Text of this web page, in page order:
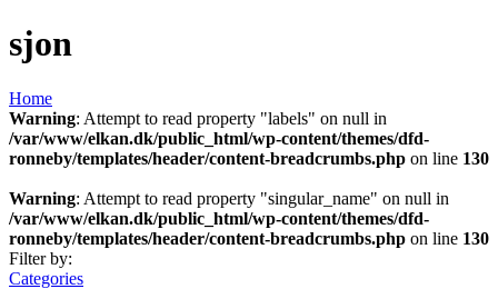
sjon
Home
Warning: Attempt to read property "labels" on null in
/var/www/elkan.dk/public_html/wp-content/themes/dfd-
ronneby/templates/header/content-breadcrumbs.php on line 130
Warning: Attempt to read property "singular_name" on null in
/var/www/elkan.dk/public_html/wp-content/themes/dfd-
ronneby/templates/header/content-breadcrumbs.php on line 130
Filter by:
Categories